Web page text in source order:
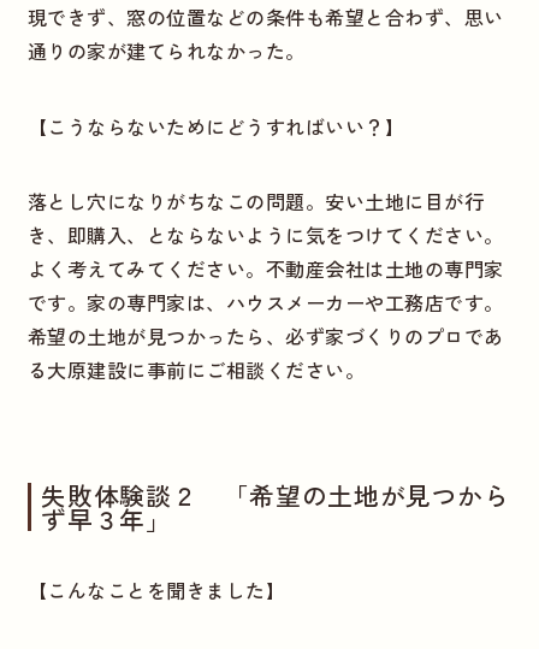
現できず、窓の位置などの条件も希望と合わず、思い
通りの家が建てられなかった。
【こうならないためにどうすればいい？】
落とし穴になりがちなこの問題。安い土地に目が行
き、即購入、とならないように気をつけてください。
よく考えてみてください。不動産会社は土地の専門家
です。家の専門家は、ハウスメーカーや工務店です。
希望の土地が見つかったら、必ず家づくりのプロであ
る大原建設に事前にご相談ください。
失敗体験談２ 「希望の土地が見つから
ず早３年」
【こんなことを聞きました】